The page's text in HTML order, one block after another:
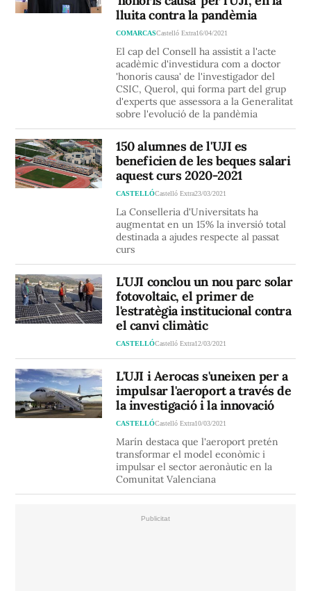
lluita contra la pandèmia
COMARCASCastelló Extra16/04/2021
El cap del Consell ha assistit a l'acte
acadèmic d'investidura com a doctor
'honoris causa' de l'investigador del
CSIC, Querol, qui forma part del grup
d'experts que assessora a la Generalitat
sobre l'evolució de la pandèmia
150 alumnes de l'UJI es
beneficien de les beques salari
aquest curs 2020-2021
CASTELLÓCastelló Extra23/03/2021
La Conselleria d'Universitats ha
augmentat en un 15% la inversió total
destinada a ajudes respecte al passat
curs
L'UJI conclou un nou parc solar
fotovoltaic, el primer de
l'estratègia institucional contra
el canvi climàtic
CASTELLÓCastelló Extra12/03/2021
L'UJI i Aerocas s'uneixen per a
impulsar l'aeroport a través de
la investigació i la innovació
CASTELLÓCastelló Extra10/03/2021
Marín destaca que l'aeroport pretén
transformar el model econòmic i
impulsar el sector aeronàutic en la
Comunitat Valenciana